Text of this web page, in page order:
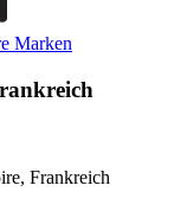
Marken
Frankreich